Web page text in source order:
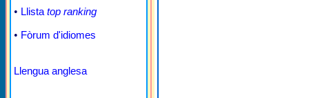
• Llista top ranking
• Fòrum d'idiomes
Llengua anglesa